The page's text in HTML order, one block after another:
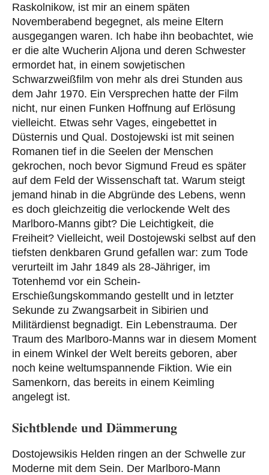
Raskolnikow, ist mir an einem späten
Novemberabend begegnet, als meine Eltern
ausgegangen waren. Ich habe ihn beobachtet, wie
er die alte Wucherin Aljona und deren Schwester
ermordet hat, in einem sowjetischen
Schwarzweißfilm von mehr als drei Stunden aus
dem Jahr 1970. Ein Versprechen hatte der Film
nicht, nur einen Funken Hoffnung auf Erlösung
vielleicht. Etwas sehr Vages, eingebettet in
Düsternis und Qual. Dostojewski ist mit seinen
Romanen tief in die Seelen der Menschen
gekrochen, noch bevor Sigmund Freud es später
auf dem Feld der Wissenschaft tat. Warum steigt
jemand hinab in die Abgründe des Lebens, wenn
es doch gleichzeitig die verlockende Welt des
Marlboro-Manns gibt? Die Leichtigkeit, die
Freiheit? Vielleicht, weil Dostojewski selbst auf den
tiefsten denkbaren Grund gefallen war: zum Tode
verurteilt im Jahr 1849 als 28-Jähriger, im
Totenhemd vor ein Schein-
Erschießungskommando gestellt und in letzter
Sekunde zu Zwangsarbeit in Sibirien und
Militärdienst begnadigt. Ein Lebenstrauma. Der
Traum des Marlboro-Manns war in diesem Moment
in einem Winkel der Welt bereits geboren, aber
noch keine weltumspannende Fiktion. Wie ein
Samenkorn, das bereits in einem Keimling
angelegt ist.
Sichtblende und Dämmerung
Dostojewsikis Helden ringen an der Schwelle zur
Moderne mit dem Sein. Der Marlboro-Mann